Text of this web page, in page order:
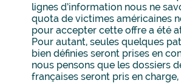
lignes d’information nous ne
quota de victimes américaines
pour accepter cette offre a été
Pour autant, seules quelques
bien définies seront prises en
nous pensons que les dossiers
françaises seront pris en